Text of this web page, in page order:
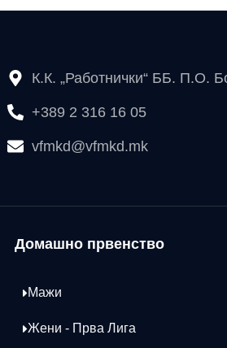
К.К. „Работнички“ ББ. П.О.
+389 2 316 16 05
vfmkd@vfmkd.mk
Домашно првенство
Мажи
Жени - Прва Лига